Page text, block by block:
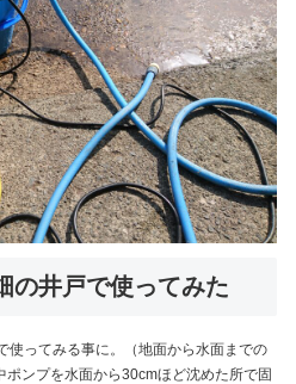
の井戸で使ってみた
使ってみる事に。（地面から水面までの
ンプを水面から30cmほど沈めた所で固